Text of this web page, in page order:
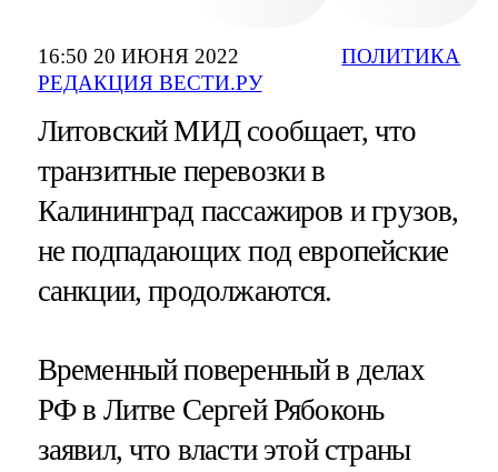
16:50 20 ИЮНЯ 2022
РЕДАКЦИЯ ВЕСТИ.РУ
ПОЛИТИКА
Литовский МИД сообщает, что
транзитные перевозки в
Калининград пассажиров и грузов,
не подпадающих под европейские
санкции, продолжаются.
Временный поверенный в делах
РФ в Литве Сергей Рябоконь
заявил, что власти этой страны